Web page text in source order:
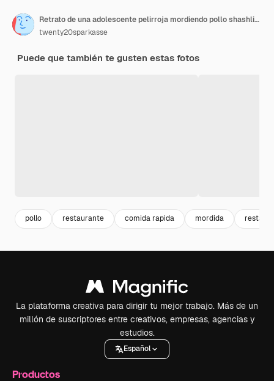
Retrato de una adolescente pelirroja mordiendo pollo shashlik con gusto
twenty20sparkasse
Puede que también te gusten estas fotos
pollo restaurante comida rapida mordida
La plataforma creativa para dirigir tu mejor trabajo. Más de un
millón de suscriptores entre creativos, empresas, agencias y
estudios.
Español
Productos